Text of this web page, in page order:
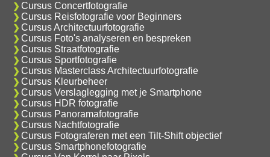
Cursus Concertfotografie
Cursus Reisfotografie voor Beginners
Cursus Architectuurfotografie
Cursus Foto's analyseren en bespreken
Cursus Straatfotografie
Cursus Sportfotografie
Cursus Masterclass Architectuurfotografie
Cursus Kleurbeheer
Cursus Verslaglegging met je Smartphone
Cursus HDR fotografie
Cursus Panoramafotografie
Cursus Nachtfotografie
Cursus Fotograferen met een Tilt-Shift objectief
Cursus Smartphonefotografie